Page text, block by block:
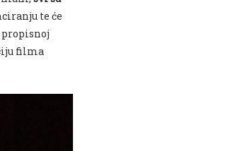
te će
filma